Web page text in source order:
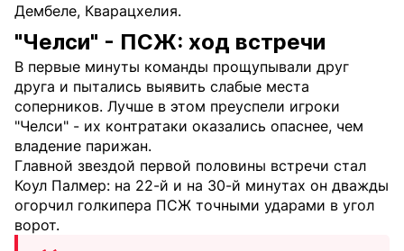
Дембеле, Кварацхелия.
"Челси" - ПСЖ: ход встречи
В первые минуты команды прощупывали друг
друга и пытались выявить слабые места
cоперников. Лучше в этом преуспели игроки
"Челси" - их контратаки оказались опаснее, чем
владение парижан.
Главной звездой первой половины встречи стал
Коул Палмер: на 22-й и на 30-й минутах он дважды
огорчил голкипера ПСЖ точными ударами в угол
ворот.